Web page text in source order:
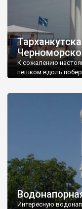
К сожалению
пешком вдоль
Интересную